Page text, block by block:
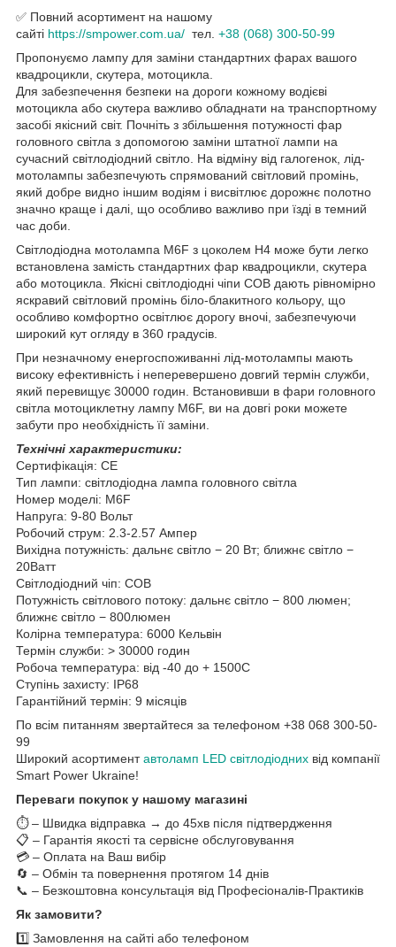
✅ Повний асортимент на нашому
сайті https://smpower.com.ua/ тел. +38 (068) 300-50-99
Пропонуємо лампу для заміни стандартних фарах вашого
квадроцикли, скутера, мотоцикла.
Для забезпечення безпеки на дороги кожному водієві
мотоцикла або скутера важливо обладнати на транспортному
засобі якісний світ. Почніть з збільшення потужності фар
головного світла з допомогою заміни штатної лампи на
сучасний світлодіодний світло. На відміну від галогенок, лід-
мотолампы забезпечують спрямований світловий промінь,
який добре видно іншим водіям і висвітлює дорожнє полотно
значно краще і далі, що особливо важливо при їзді в темний
час доби.
Світлодіодна мотолампа M6F з цоколем Н4 може бути легко
встановлена замість стандартних фар квадроцикли, скутера
або мотоцикла. Якісні світлодіодні чіпи COB дають рівномірно
яскравий світловий промінь біло-блакитного кольору, що
особливо комфортно освітлює дорогу вночі, забезпечуючи
широкий кут огляду в 360 градусів.
При незначному енергоспоживанні лід-мотолампы мають
високу ефективність і неперевершено довгий термін служби,
який перевищує 30000 годин. Встановивши в фари головного
світла мотоциклетну лампу M6F, ви на довгі роки можете
забути про необхідність її заміни.
Технічні характеристики:
Сертифікація: CE
Тип лампи: світлодіодна лампа головного світла
Номер моделі: M6F
Напруга: 9-80 Вольт
Робочий струм: 2.3-2.57 Ампер
Вихідна потужність: дальнє світло − 20 Вт; ближнє світло −
20Ватт
Світлодіодний чіп: COB
Потужність світлового потоку: дальнє світло − 800 люмен;
ближнє світло − 800люмен
Колірна температура: 6000 Кельвін
Термін служби: > 30000 годин
Робоча температура: від -40 до + 1500С
Ступінь захисту: IP68
Гарантійний термін: 9 місяців
По всім питанням звертайтеся за телефоном +38 068 300-50-
99
Широкий асортиментавтоламп LED світлодіодних від компанії
Smart Power Ukraine!
Переваги покупок у нашому магазині
⏱️ – Швидка відправка → до 45хв після підтвердження
📋 – Гарантія якості та сервісне обслуговування
💳 – Оплата на Ваш вибір
🔄 – Обмін та повернення протягом 14 днів
📞 – Безкоштовна консультація від Професіоналів-Практиків
Як замовити?
1️⃣ Замовлення на сайті або телефоном